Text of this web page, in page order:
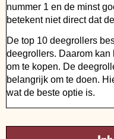
nummer 1 en de minst
betekent niet direct dat
De top 10 deegrollers
deegrollers. Daarom
om te kopen. De
belangrijk om te doen.
wat de beste optie is.